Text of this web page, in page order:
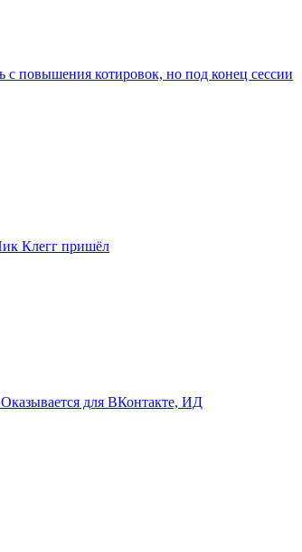
с повышения котировок, но под конец сессии
Клегг пришёл
для ВКонтакте, ИД